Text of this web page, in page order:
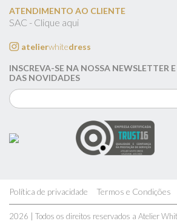
ATENDIMENTO AO CLIENTE
SAC - Clique aqui
atelierwhitedress
INSCREVA-SE NA NOSSA NEWSLETTER
DAS NOVIDADES
Política de privacidade Termos e Condições
2026 | Todos os direitos reservados a Atelier